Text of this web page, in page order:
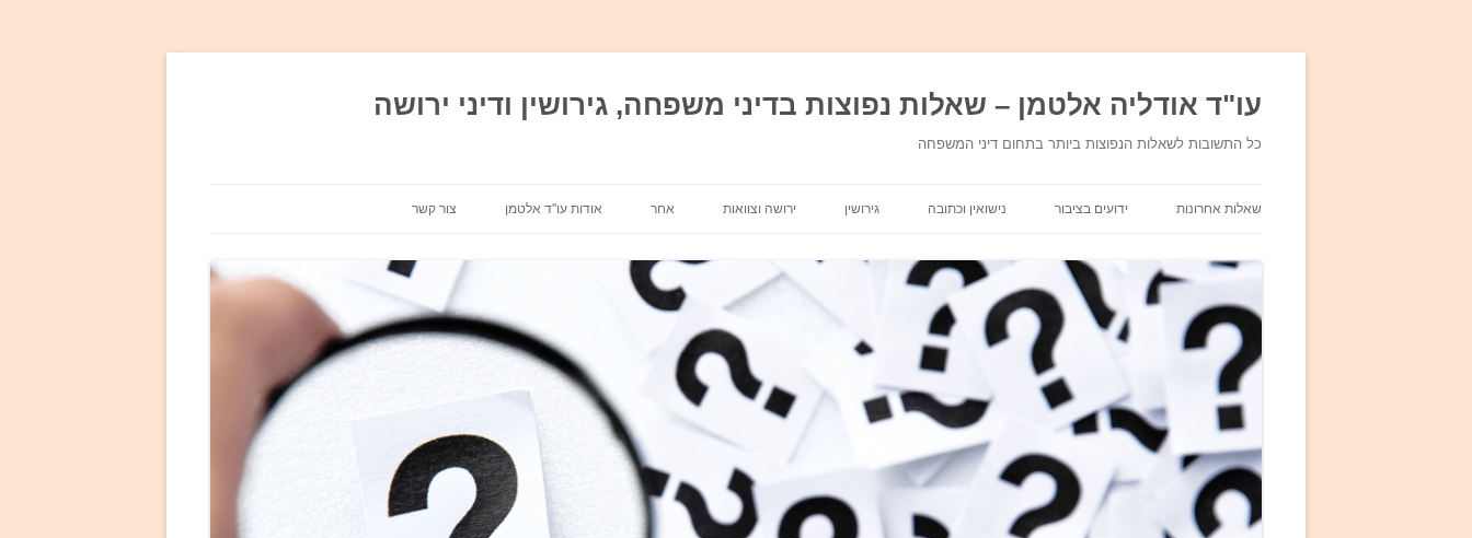
עו"ד אודליה אלטמן – שאלות נפוצות בדיני משפחה, גירושין ודיני ירושה
כל התשובות לשאלות הנפוצות ביותר בתחום דיני המשפחה
שאלות אחרונות ידועים בציבור נישואין וכתובה גירושין
חלוקת רכוש
בית דין רבני
עוד בנושא גירושין
ירושה וצוואות אחר
אפוטרופסות וכשרות
מתנות בדיני משפחה
אודות עו"ד אלטמן צור קשר